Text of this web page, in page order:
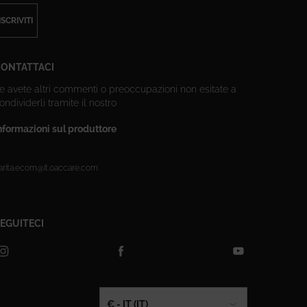
ISCRIVITI
avete altri commenti o preoccupazioni non esitate a
tramite il nostro
sul produttore
€ - IT (IT)